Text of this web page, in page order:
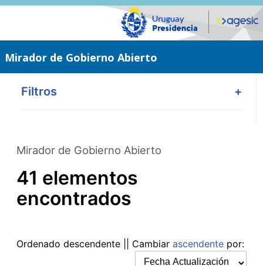
Saltar
Mirador de Gobierno Abierto
Filtros +
Mirador de Gobierno Abierto
41 elementos
encontrados
Ordenado descendente || Cambiar ascendente por: